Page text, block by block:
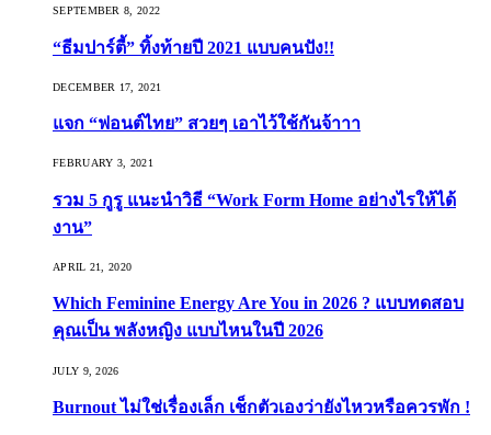
SEPTEMBER 8, 2022
“ธีมปาร์ตี้” ทิ้งท้ายปี 2021 แบบคนปัง!!
DECEMBER 17, 2021
แจก “ฟอนต์ไทย” สวยๆ เอาไว้ใช้กันจ้าาา
FEBRUARY 3, 2021
รวม 5 กูรู แนะนำวิธี “Work Form Home อย่างไรให้ได้
งาน”
APRIL 21, 2020
Which Feminine Energy Are You in 2026 ? แบบทดสอบ
คุณเป็น พลังหญิง แบบไหนในปี 2026
JULY 9, 2026
Burnout ไม่ใช่เรื่องเล็ก เช็กตัวเองว่ายังไหวหรือควรพัก !